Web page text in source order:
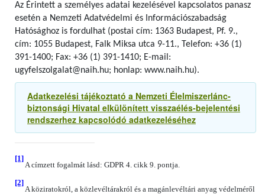
Az Érintett a személyes adatai kezelésével kapcsolatos panasz
esetén a Nemzeti Adatvédelmi és Információszabadság
Hatósághoz is fordulhat (postai cím: 1363 Budapest, Pf. 9.,
cím: 1055 Budapest, Falk Miksa utca 9-11., Telefon: +36 (1)
391-1400; Fax: +36 (1) 391-1410; E-mail:
ugyfelszolgalat@naih.hu; honlap: www.naih.hu).
Adatkezelési tájékoztató a Nemzeti Élelmiszerlánc-
biztonsági Hivatal elkülönített visszaélés-bejelentési
rendszerhez kapcsolódó adatkezeléséhez
[1]
A címzett fogalmát lásd: GDPR 4. cikk 9. pontja.
[2]
A köziratokról, a közlevéltárakról és a magánlevéltári anyag védelméről